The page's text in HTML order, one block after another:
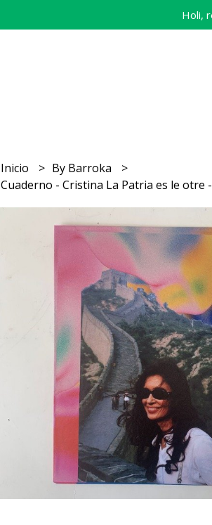
Holi,
Inicio
By Barroka
Cuaderno - Cristina La Patria es le otre